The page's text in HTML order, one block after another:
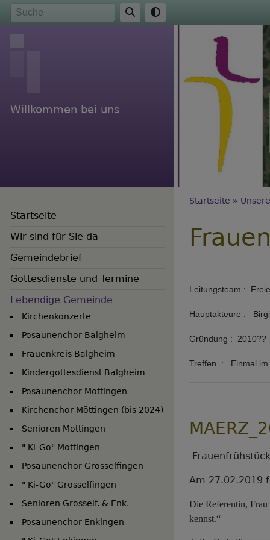
Direkt
zum
Willkommen bei uns
Startseite
Wir sind für Sie da
Gemeindebrief
Gottesdienste und Termine
Lebendige Gemeinde
Kirchenkonzerte
Posaunenchor Balgheim
Frauenkreis Balgheim
Kindergottesdienst Balgheim
Posaunenchor Möttingen
Kirchenchor Möttingen (bis 2024)
Senioren Möttingen
" Ki-Go" Möttingen
Posaunenchor Grosselfingen
" Ki-Go" Grosselfingen
Senioren Grosself. & Enk.
Posaunenchor Enkingen
Startseite
Leitungsteam :
Hauptakteure :
Gründung : 2010??
Treffen : Einmal im
Am 27.02.2019
Die Referentin, Frau
kennst.“